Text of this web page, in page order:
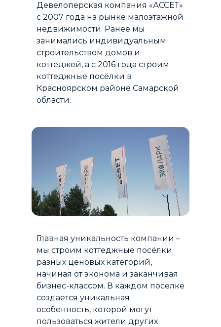
Главная уникальность компании –
мы строим коттеджные посёлки
разных ценовых категорий,
начиная от эконома и заканчивая
бизнес-классом. В каждом поселке
создается уникальная
особенность, которой могут
пользоваться жители других
Девелоперская компания «АССЕТ»
с 2007 года на рынке малоэтажной
недвижимости. Ранее мы
занимались индивидуальным
строительством домов и
коттеджей, а с 2016 года строим
коттеджные посёлки в
Красноярском районе Самарской
области.